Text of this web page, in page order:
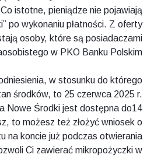
istotne, pieniądze nie pojawiają
po wykonaniu płatności. Z oferty
osoby, które są posiadaczami
w PKO Banku Polskim.
w stosunku do którego
środków, to 25 czerwca 2025 r.
Nowe Środki jest dostępna do14
to możesz też złożyć wniosek o
na koncie już podczas otwierania
Ci zawierać mikropożyczki w